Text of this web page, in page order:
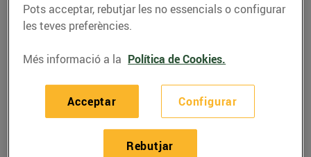
Horaris Esclat Tàrrega
08/08/2026 Dissabte 09:00-21:30
Pots acceptar, rebutjar les no essencials o configurar
les teves preferències.
Més informació a la Política de Cookies.
Configurar
Rebutjar
Acceptar